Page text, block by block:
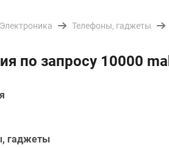
Электроника Телефоны, гаджеты
по запросу 10000
гаджеты